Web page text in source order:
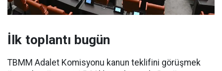
İlk toplantı bugün
TBMM Adalet Komisyonu kanun teklifini görüşmek